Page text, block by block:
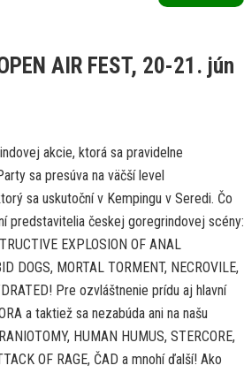
AIR FEST, 20-21. jún
akcie, ktorá sa pravidelne
sa presúva na väčší level
sa uskutoční v Kempingu v Seredi. Čo
predstavitelia českej goregrindovej scény:
EXPLOSION OF ANAL
DOGS, MORTAL TORMENT, NECROVILE,
Pre ozvláštnenie prídu aj hlavní
a taktiež sa nezabúda ani na našu
HUMAN HUMUS, STERCORE,
OF RAGE, ČAD a mnohí ďalší! Ako